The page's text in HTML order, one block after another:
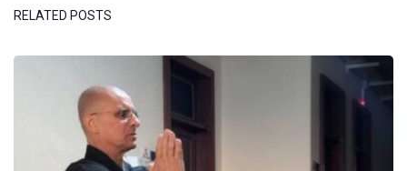
RELATED POSTS